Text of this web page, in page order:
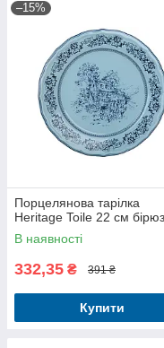
–15%
Порцелянова тарілка
Heritage Toile 22 см
В наявності
332,35 ₴ 391 ₴
Купити